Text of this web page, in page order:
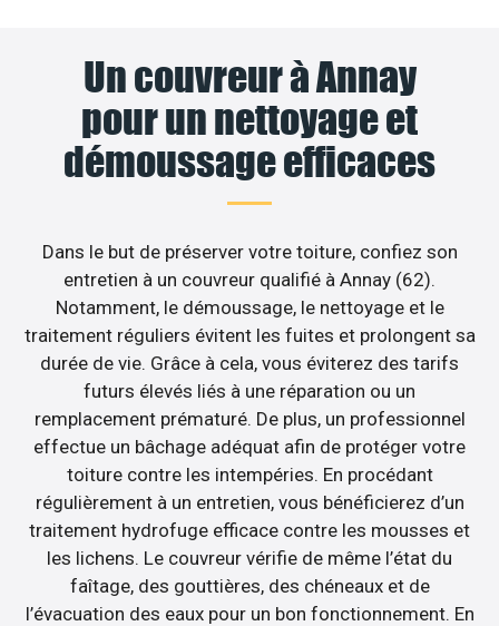
Un couvreur à Annay
pour un nettoyage et
démoussage efficaces
Dans le but de préserver votre toiture, confiez son
entretien à un couvreur qualifié à Annay (62).
Notamment, le démoussage, le nettoyage et le
traitement réguliers évitent les fuites et prolongent sa
durée de vie. Grâce à cela, vous éviterez des tarifs
futurs élevés liés à une réparation ou un
remplacement prématuré. De plus, un professionnel
effectue un bâchage adéquat afin de protéger votre
toiture contre les intempéries. En procédant
régulièrement à un entretien, vous bénéficierez d’un
traitement hydrofuge efficace contre les mousses et
les lichens. Le couvreur vérifie de même l’état du
faîtage, des gouttières, des chéneaux et de
l’évacuation des eaux pour un bon fonctionnement. En